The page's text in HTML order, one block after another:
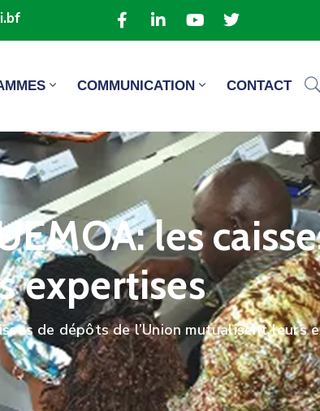
COMMUNICATION CONTACT
les
expertises
de dépôts de l’Union mutualisent leurs